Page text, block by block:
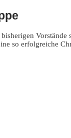
Vorstände
so erfolgreiche